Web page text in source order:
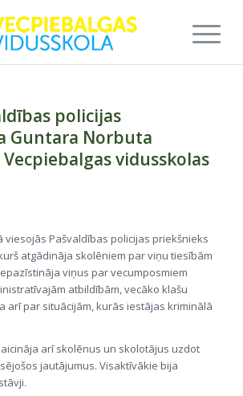
policijas
Guntara Norbuta
vidusskolas
viesojās Pašvaldības policijas priekšnieks
atgādināja skolēniem par viņu tiesībām
viņus par vecumposmiem
atbildībām, vecāko klašu
arī par situācijām, kurās iestājas kriminālā
arī skolēnus un skolotājus uzdot
jautājumus. Visaktīvākie bija